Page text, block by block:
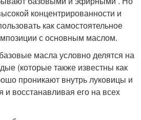
концентрированности и
как самостоятельное
с основным маслом.
масла условно делятся на
(которые также известны как
проникают внутрь луковицы и
и восстанавливая его на всех